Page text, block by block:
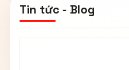
Tin tức - Blog